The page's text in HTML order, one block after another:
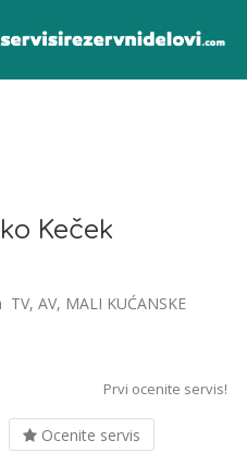
Keček
AV, MALI KUĆANSKE
Prvi ocenite servis!
Ocenite servis